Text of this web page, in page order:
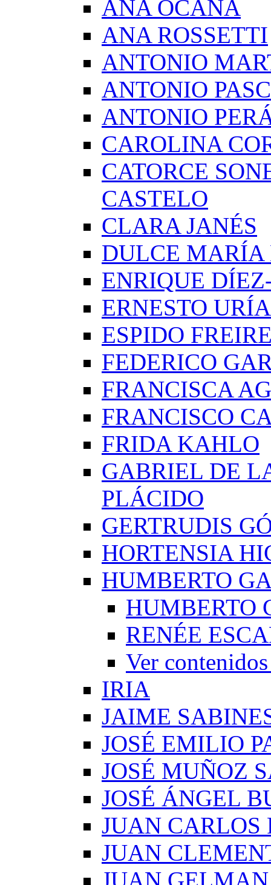
ANA OCAÑA
ANA ROSSETTI
ANTONIO
ANTONIO
ANTONIO
CAROLINA
CATORCE
CASTELO
CLARA JANÉS
DULCE
ENRIQUE
ERNESTO URÍA
ESPIDO
FEDERICO
FRANCISCA
FRANCISCO
FRIDA KAHLO
GABRIEL DE
PLÁCIDO
GERTRUDIS
HORTENSIA
HUMBERTO
HUMBERTO
RENÉE
Ver
IRIA
JAIME
JOSÉ EMILIO
JOSÉ MUÑOZ
JOSÉ ÁNGEL
JUAN CARLOS
JUAN
JUAN GELMAN